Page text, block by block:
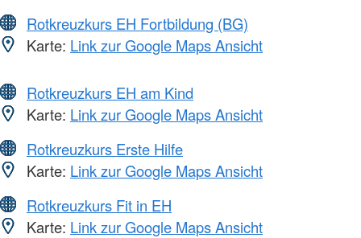
Rotkreuzkurs EH Fortbildung (BG)
Karte: Link zur Google Maps Ansicht
Rotkreuzkurs EH am Kind
Karte: Link zur Google Maps Ansicht
Rotkreuzkurs Erste Hilfe
Karte: Link zur Google Maps Ansicht
Rotkreuzkurs Fit in EH
Karte: Link zur Google Maps Ansicht